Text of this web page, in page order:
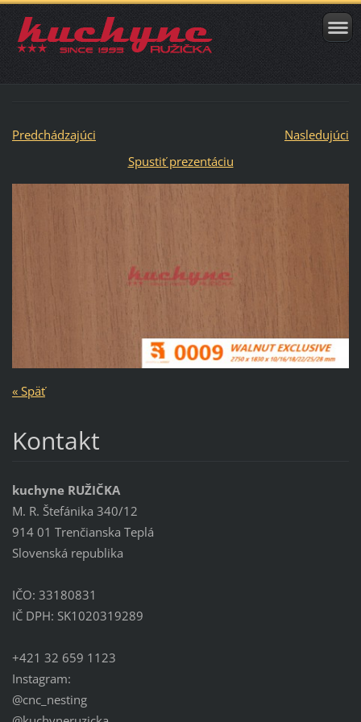
Predchádzajúci
Nasledujúci
Spustiť prezentáciu
« Späť
Kontakt
kuchyne RUŽIČKA
M. R. Štefánika 340/12
914 01 Trenčianska Teplá
Slovenská republika
IČO: 33180831
IČ DPH: SK1020319289
+421 32 659 1123
Instagram:
@cnc_nesting